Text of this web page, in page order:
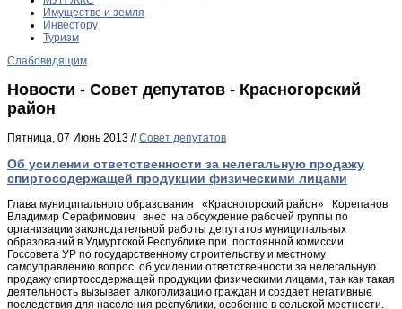
Имущество и земля
Инвестору
Туризм
Слабовидящим
Новости - Совет депутатов - Красногорский
район
Пятница, 07 Июнь 2013 //Совет депутатов
Об усилении ответственности за нелегальную продажу
спиртосодержа­щей продукции физическими лицами
Глава муниципального образования «Красногорский район» Корепанов
Владимир Серафимович внес на обсуждение рабочей группы по
организации законодательной работы депутатов муниципальных
образований в Удмуртской Республике при постоянной комиссии
Госсовета УР по государственному строительству и местному
самоуправлению вопрос об усилении ответственности за нелегальную
продажу спиртосодержа­щей продукции физическими лицами, так как такая
деятельность вызывает алкого­лизацию граждан и создает негативные
последствия для населения республики, особенно в сельской местности.